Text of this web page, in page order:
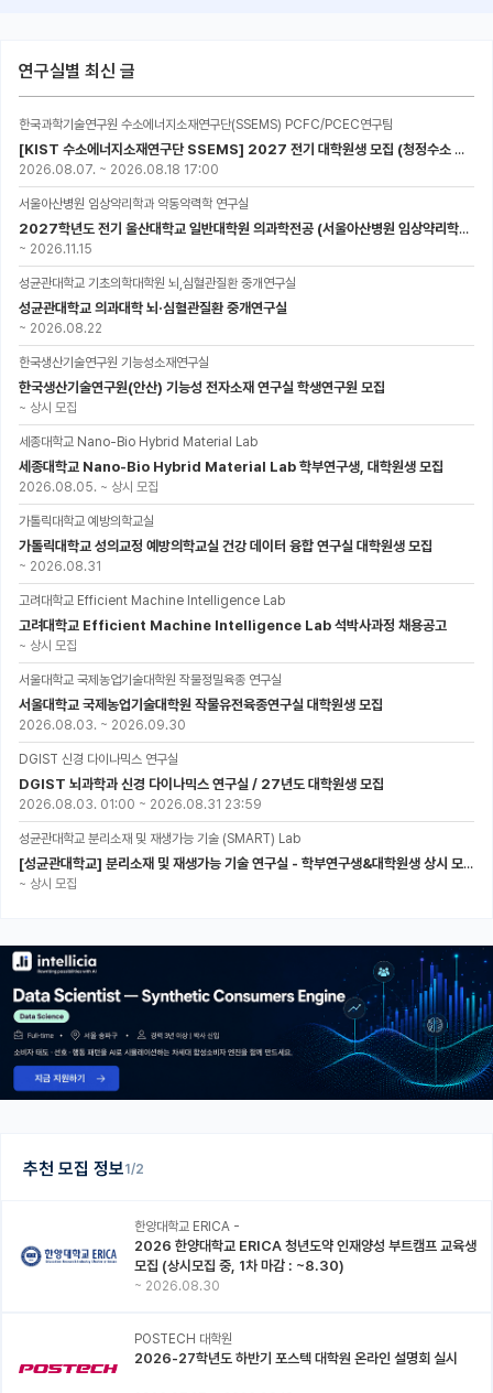
추천 모집 정보1/2
한양대학교 ERICA -
2026 한양대학교 ERICA 청년도약 인재양성 부트캠프 교육생
모집 (상시모집 중, 1차 마감 : ~8.30)
~ 2026.08.30
POSTECH 대학원
2026-27학년도 하반기 포스텍 대학원 온라인 설명회 실시
연구실별 최신 글
한국과학기술연구원 수소에너지소재연구단(SSEMS) PCFC/PCEC연구팀
[KIST 수소에너지소재연구단 SSEMS] 2027 전기 대학원생 모집 (청정수소 생산/활용을 위한 프로톤 세라믹 전지)
2026.08.07. ~ 2026.08.18 17:00
서울아산병원 임상약리학과 약동약력학 연구실
2027학년도 전기 울산대학교 일반대학원 의과학전공 (서울아산병원 임상약리학과 약동약력학 연구실) 대학원생 모집공고
~ 2026.11.15
성균관대학교 기초의학대학원 뇌,심혈관질환 중개연구실
성균관대학교 의과대학 뇌·심혈관질환 중개연구실
~ 2026.08.22
한국생산기술연구원 기능성소재연구실
한국생산기술연구원(안산) 기능성 전자소재 연구실 학생연구원 모집
~ 상시 모집
세종대학교 Nano-Bio Hybrid Material Lab
세종대학교 Nano-Bio Hybrid Material Lab 학부연구생, 대학원생 모집
2026.08.05. ~ 상시 모집
가톨릭대학교 예방의학교실
가톨릭대학교 성의교정 예방의학교실 건강 데이터 융합 연구실 대학원생 모집
~ 2026.08.31
고려대학교 Efficient Machine Intelligence Lab
고려대학교 Efficient Machine Intelligence Lab 석박사과정 채용공고
~ 상시 모집
서울대학교 국제농업기술대학원 작물정밀육종 연구실
서울대학교 국제농업기술대학원 작물유전육종연구실 대학원생 모집
2026.08.03. ~ 2026.09.30
DGIST 신경 다이나믹스 연구실
DGIST 뇌과학과 신경 다이나믹스 연구실 / 27년도 대학원생 모집
2026.08.03. 01:00 ~ 2026.08.31 23:59
성균관대학교 분리소재 및 재생가능 기술 (SMART) Lab
[성균관대학교] 분리소재 및 재생가능 기술 연구실 - 학부연구생&대학원생 상시 모집 (미래에너지공학과)
~ 상시 모집